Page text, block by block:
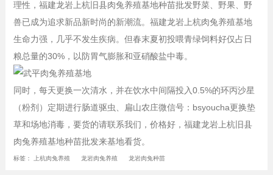
理性，福建龙岩上杭旧县肉兔养殖基地种苗批发野菜、野果、野
兽已成为追求新品新时尚的新潮流。福建龙岩上杭肉兔养殖基地
生命力强，几乎不发生疾病。但春末夏初投喂青绿饲料好仅占日
粮总量的30%，以防胃气膨胀和亚硝酸盐中毒。
同时，每天更换一次清水，并在饮水中间隔投入0.5%的环丙沙星
（粉剂）定期进行肠道驱虫、扁山农庄微信号：bsyoucha更换垫
草和场地消毒，要货的请联系我们，价格好，福建龙岩上杭旧县
肉兔养殖基地种苗批发来基地看货。
标签： 上杭肉兔养殖 龙岩肉兔养殖 龙岩肉兔种苗